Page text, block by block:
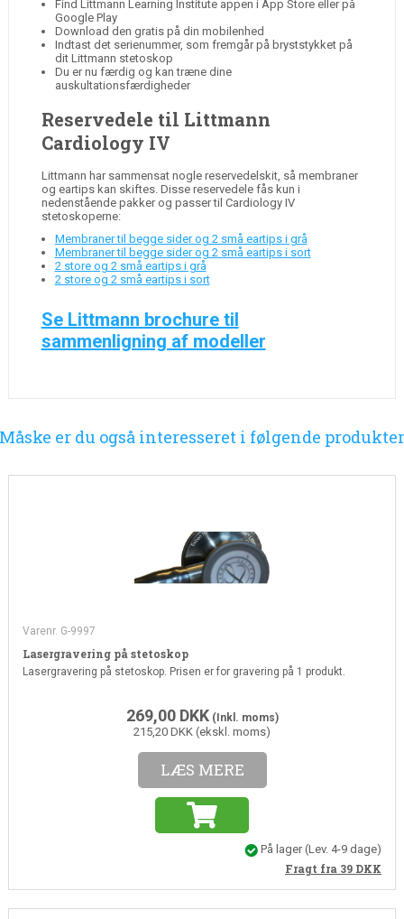
Find Littmann Learning Institute appen i App Store eller på
Google Play
Download den gratis på din mobilenhed
Indtast det serienummer, som fremgår på bryststykket på
dit Littmann stetoskop
Du er nu færdig og kan træne dine
auskultationsfærdigheder
Reservedele til Littmann
Cardiology IV
Littmann har sammensat nogle reservedelskit, så membraner
og eartips kan skiftes. Disse reservedele fås kun i
nedenstående pakker og passer til Cardiology IV
stetoskoperne:
Membraner til begge sider og 2 små eartips i grå
Membraner til begge sider og 2 små eartips i sort
2 store og 2 små eartips i grå
2 store og 2 små eartips i sort
Se Littmann brochure til
sammenligning af modeller
Måske er du også interesseret i følgende produkter
Varenr. G-9997
Lasergravering på stetoskop
Lasergravering på stetoskop. Prisen er for gravering på 1 produkt.
269,00 DKK(Inkl. moms)
215,20 DKK (ekskl. moms)
LÆS MERE
På lager(Lev. 4-9 dage)
Fragt fra 39 DKK